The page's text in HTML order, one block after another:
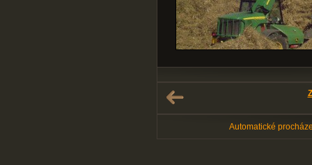
Automatické